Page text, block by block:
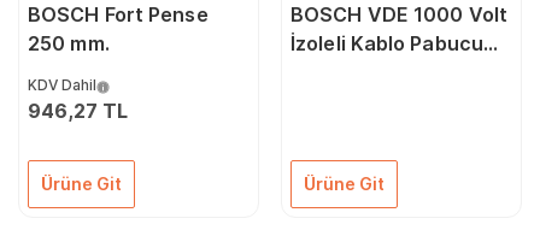
BOSCH Fort Pense
250 mm.
KDV Dahil
946,27 TL
Ürüne Git
BOSCH VDE 1000 Volt
İzoleli Kablo Pabucu
Ürüne Git